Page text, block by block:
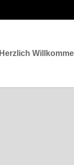
Herzlich